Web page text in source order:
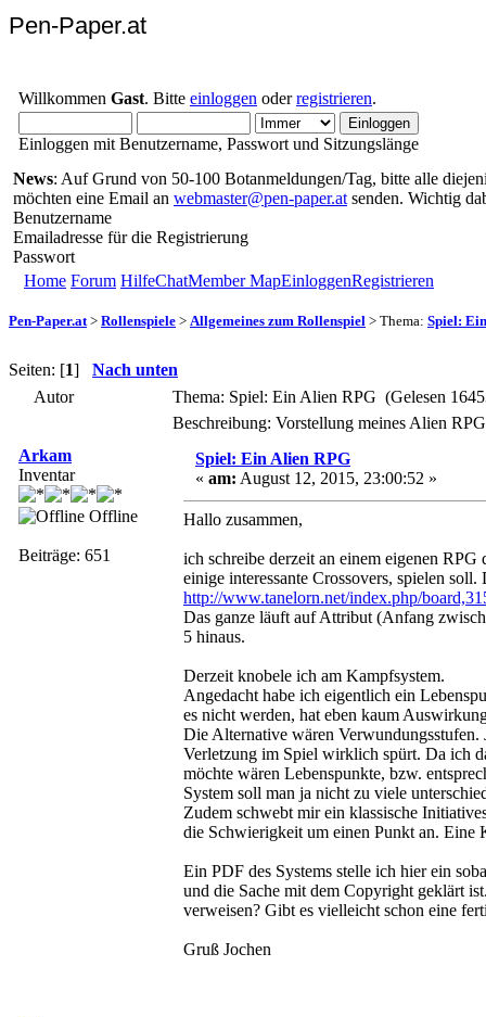
Pen-Paper.at
Willkommen Gast. Bitte einloggen oderregistrieren.
Einloggen mit Benutzername, Passwort und Sitzungslänge
News: Auf Grund von 50-100 Botanmeldungen/Tag, bitte alle
möchten eine Email an webmaster@pen-paper.at senden. Wichtig
Benutzername
Emailadresse für die Registrierung
Passwort
Home Forum HilfeChatMember MapEinloggenRegistrieren
Pen-Paper.at > Rollenspiele > Allgemeines zum Rollenspiel > Thema: Spiel:
Seiten: [1] Nach unten
Autor
Thema: Spiel: Ein Alien RPG (Gelesen
Beschreibung: Vorstellung meines Alien
Arkam
Inventar
Offline
Beiträge: 651
Spiel: Ein Alien RPG
« am: August 12, 2015, 23:00:52 »
Hallo zusammen,
ich schreibe derzeit an einem eigenen
einige interessante Crossovers, spielen
http://www.tanelorn.net/index.php/
Das ganze läuft auf Attribut (Anfang
5 hinaus.
Derzeit knobele ich am Kampfsystem.
Angedacht habe ich eigentlich ein
es nicht werden, hat eben kaum
Die Alternative wären Verwundungsstufen.
Verletzung im Spiel wirklich spürt. Da ich
möchte wären Lebenspunkte, bzw.
System soll man ja nicht zu viele
Zudem schwebt mir ein klassische
die Schwierigkeit um einen Punkt an. Eine
Ein PDF des Systems stelle ich hier ein
und die Sache mit dem Copyright geklärt
verweisen? Gibt es vielleicht schon eine
Gruß Jochen